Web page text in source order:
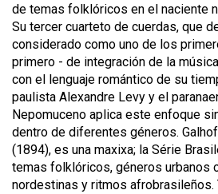
de temas folklóricos en el naciente
Su tercer cuarteto de cuerdas, que
considerado como uno de los
primero - de integración de la
con el lenguaje romántico de su
paulista Alexandre Levy y el
Nepomuceno aplica este enfoque
dentro de diferentes géneros.
(1894), es una maxixa; la Série
temas folklóricos, géneros urbanos
nordestinas y ritmos afrobrasileños.